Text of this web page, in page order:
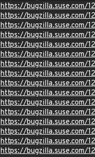
https://bugzilla.suse.com/
https://bugzilla.suse.com/
https://bugzilla.suse.com/
https://bugzilla.suse.com/
https://bugzilla.suse.com/
https://bugzilla.suse.com/
https://bugzilla.suse.com/
https://bugzilla.suse.com/
https://bugzilla.suse.com/
https://bugzilla.suse.com/
https://bugzilla.suse.com/
https://bugzilla.suse.com/
https://bugzilla.suse.com/
https://bugzilla.suse.com/
https://bugzilla.suse.com/
https://bugzilla.suse.com/